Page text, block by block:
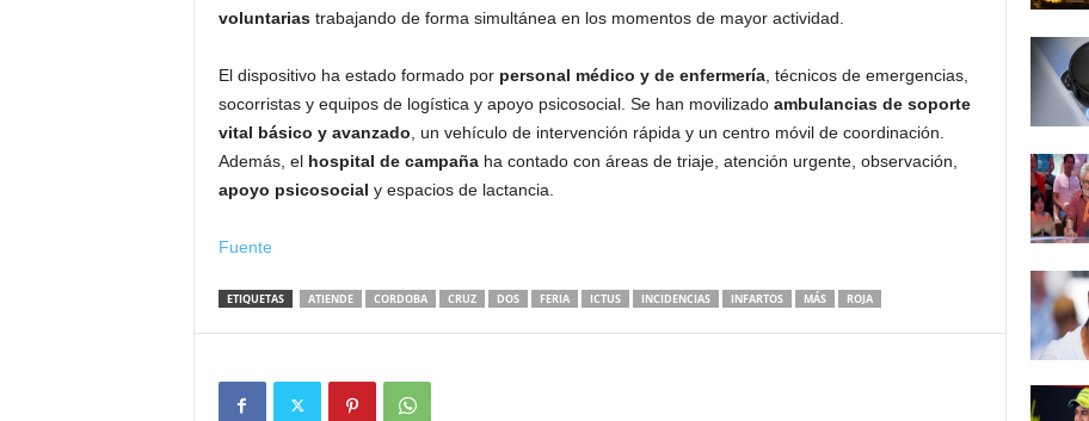
voluntariastrabajando de forma simultánea en los momentos de mayor actividad.
El dispositivo ha estado formado por personal médico y de enfermería, técnicos de emergencias,
socorristas y equipos de logística y apoyo psicosocial. Se han movilizado ambulancias de soporte
vital básico y avanzado , un vehículo de intervención rápida y un centro móvil de coordinación.
Además, el hospital de campañaha contado con áreas de triaje, atención urgente, observación,
apoyo psicosocial y espacios de lactancia.
Fuente
ETIQUETAS ATIENDE CORDOBA CRUZ DOS FERIA ICTUS INCIDENCIAS INFARTOS MÁS ROJA